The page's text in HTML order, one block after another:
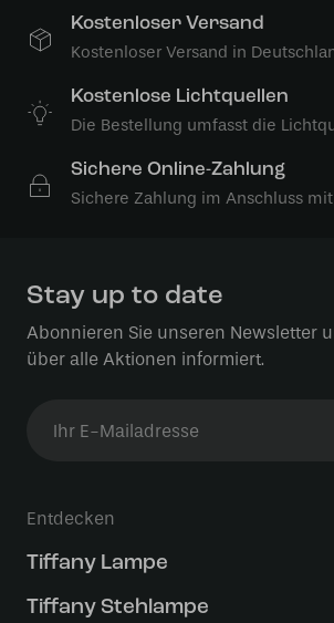
Kostenloser Versand
Kostenloser Versand in
Kostenlose Lichtquellen
Die Bestellung umfasst die
Sichere Online-Zahlung
Sichere Zahlung im Anschluss
Stay up to date
Abonnieren Sie unseren Newsletter
über alle Aktionen informiert.
Entdecken
Tiffany Lampe
Tiffany Stehlampe